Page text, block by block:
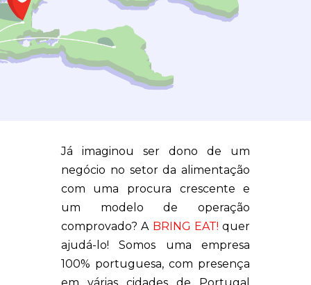
Já imaginou ser dono de um
negócio no setor da alimentação
com uma procura crescente e
um modelo de operação
comprovado? A BRING EAT! quer
ajudá-lo! Somos uma empresa
100% portuguesa, com presença